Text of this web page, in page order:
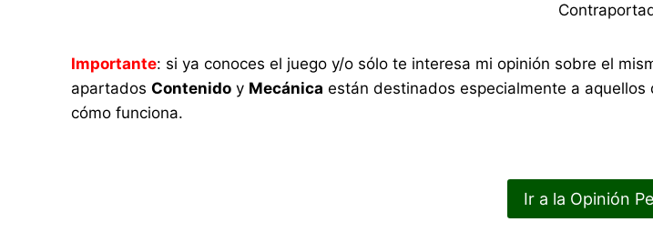
Importante: si ya conoces el juego y/o sólo te interesa mi opinión sobre el
apartadosContenido y Mecánica están destinados especialmente a
cómo funciona.
Ir a la Opinión